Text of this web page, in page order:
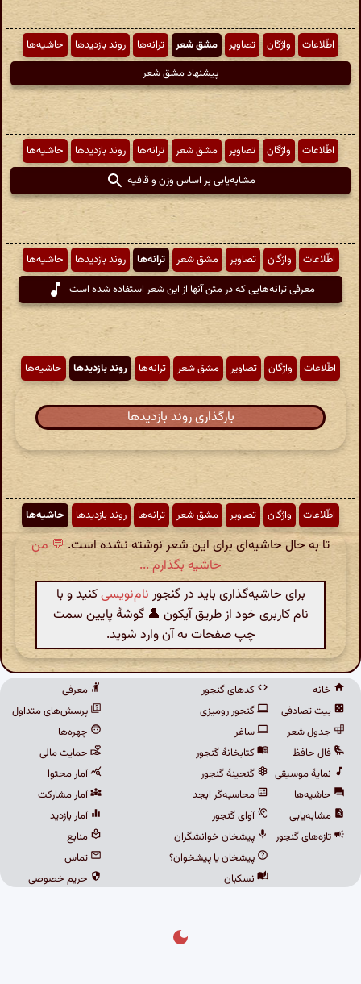
اطّلاعات واژگان تصاویر مشق شعر ترانه‌ها روند بازدیدها
حاشیه‌ها
پیشنهاد مشق شعر
اطّلاعات واژگان تصاویر مشق شعر ترانه‌ها روند بازدیدها
حاشیه‌ها
مشابه‌یابی بر اساس وزن و قافیه
اطّلاعات واژگان تصاویر مشق شعر ترانه‌ها روند بازدیدها
حاشیه‌ها
معرفی ترانه‌هایی که در متن آنها از این شعر استفاده شده است
اطّلاعات واژگان تصاویر مشق شعر ترانه‌ها روند بازدیدها حاشیه‌ها
بارگذاری روند بازدیدها
اطّلاعات واژگان تصاویر مشق شعر ترانه‌ها روند بازدیدها حاشیه‌ها
تا به حال حاشیه‌ای برای این شعر نوشته نشده است. 💬 من
حاشیه بگذارم ...
برای حاشیه‌گذاری باید در گنجور نام‌نویسیکنید و با
نام کاربری خود از طریق آیکون 👤 گوشهٔ پایین سمت
چپ صفحات به آن وارد شوید.
خانه
بیت تصادفی
جدول شعر
فال حافظ
نمایهٔ موسیقی
حاشیه‌ها
مشابه‌یابی
تازه‌های گنجور
کدهای گنجور
گنجور رومیزی
ساغر
کتابخانهٔ گنجور
گنجینهٔ گنجور
محاسبه‌گر ابجد
آوای گنجور
پیشخان خوانشگران
پیشخان یا پیشخوان؟
نسکبان
معرفی
پرسش‌های متداول
چهره‌ها
حمایت مالی
آمار محتوا
آمار مشارکت
آمار بازدید
منابع
تماس
حریم خصوصی